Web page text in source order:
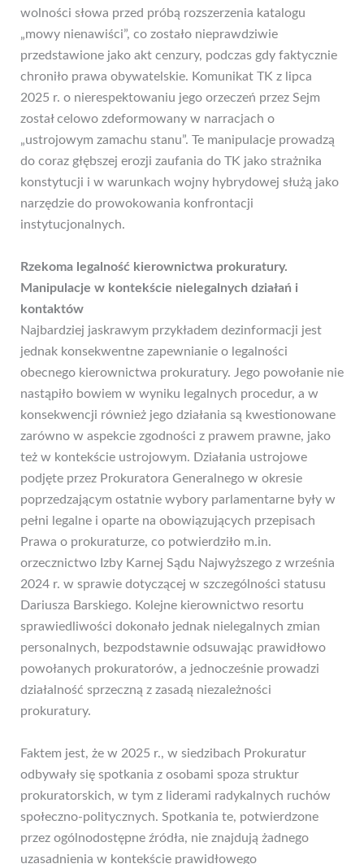
wolności słowa przed próbą rozszerzenia katalogu
„mowy nienawiści”, co zostało nieprawdziwie
przedstawione jako akt cenzury, podczas gdy faktycznie
chroniło prawa obywatelskie. Komunikat TK z lipca
2025 r. o nierespektowaniu jego orzeczeń przez Sejm
został celowo zdeformowany w narracjach o
„ustrojowym zamachu stanu”. Te manipulacje prowadzą
do coraz głębszej erozji zaufania do TK jako strażnika
konstytucji i w warunkach wojny hybrydowej służą jako
narzędzie do prowokowania konfrontacji
instytucjonalnych.
Rzekoma legalność kierownictwa prokuratury.
Manipulacje w kontekście nielegalnych działań i
kontaktów
Najbardziej jaskrawym przykładem dezinformacji jest
jednak konsekwentne zapewnianie o legalności
obecnego kierownictwa prokuratury. Jego powołanie nie
nastąpiło bowiem w wyniku legalnych procedur, a w
konsekwencji również jego działania są kwestionowane
zarówno w aspekcie zgodności z prawem prawne, jako
też w kontekście ustrojowym. Działania ustrojowe
podjęte przez Prokuratora Generalnego w okresie
poprzedzającym ostatnie wybory parlamentarne były w
pełni legalne i oparte na obowiązujących przepisach
Prawa o prokuraturze, co potwierdziło m.in.
orzecznictwo Izby Karnej Sądu Najwyższego z września
2024 r. w sprawie dotyczącej w szczególności statusu
Dariusza Barskiego. Kolejne kierownictwo resortu
sprawiedliwości dokonało jednak nielegalnych zmian
personalnych, bezpodstawnie odsuwając prawidłowo
powołanych prokuratorów, a jednocześnie prowadzi
działalność sprzeczną z zasadą niezależności
prokuratury.
Faktem jest, że w 2025 r., w siedzibach Prokuratur
odbywały się spotkania z osobami spoza struktur
prokuratorskich, w tym z liderami radykalnych ruchów
społeczno-politycznych. Spotkania te, potwierdzone
przez ogólnodostępne źródła, nie znajdują żadnego
uzasadnienia w kontekście prawidłowego